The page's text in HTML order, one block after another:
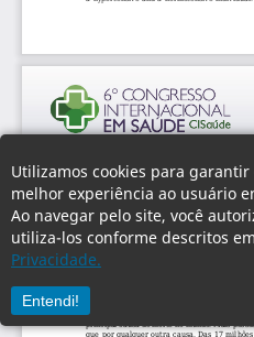
Utilizamos cookies para
melhor experiência ao usuário
Ao navegar pelo site, você
utiliza-los conforme descritos
Privacidade.
Entendi!